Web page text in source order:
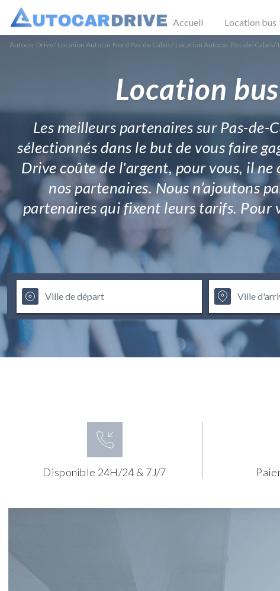
Accueil Location bus
Autocar Drive/ Location Autocar Nord Pas de Calais/ Location Autocar Pas-de-Calais/
Location
Les meilleurs partenaires sur Pas-
sélectionnés dans le but de vous faire
Drive coûte de l'argent, pour vous, il ne
nos partenaires. Nous n’ajoutons
partenaires qui fixent leurs tarifs. Pour
Disponible 24H/24 & 7J/7